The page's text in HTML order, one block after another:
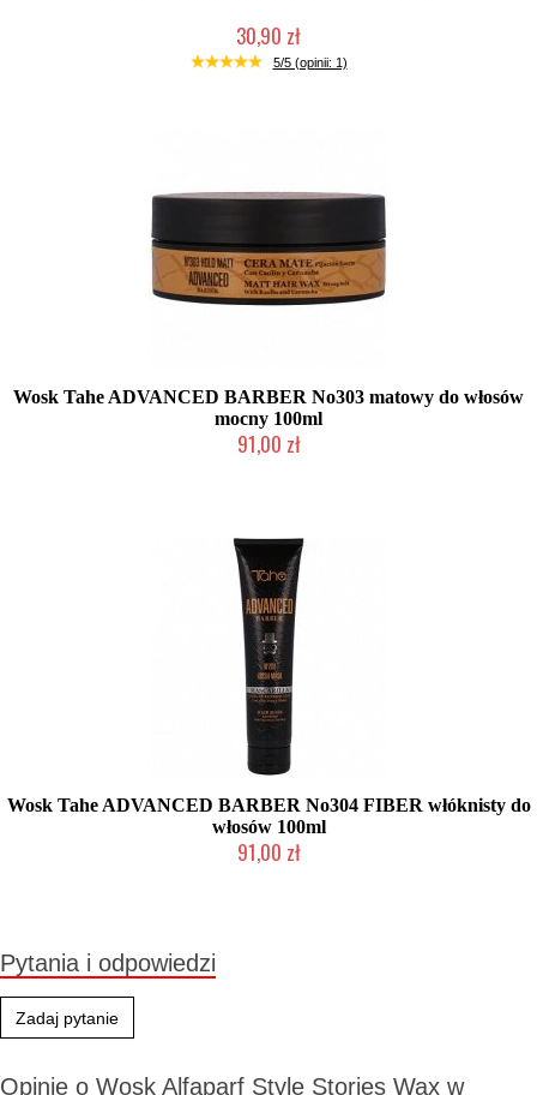
30,90 zł
Duża ilość (wysyłka w 24h)
5/5 (opinii: 1)
Wosk Tahe ADVANCED BARBER No303 matowy do włosów
mocny 100ml
91,00 zł
Wosk Tahe ADVANCED BARBER No304 FIBER włóknisty do
włosów 100ml
91,00 zł
Pytania i odpowiedzi
Zadaj pytanie
Opinie o Wosk Alfaparf Style Stories Wax w